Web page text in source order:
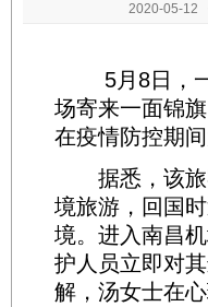
2020-05-12
5月8日，一
场寄来一面锦
在疫情防控期
据悉，该旅
境旅游，回国
境。进入南昌
护人员立即对
解，汤女士在